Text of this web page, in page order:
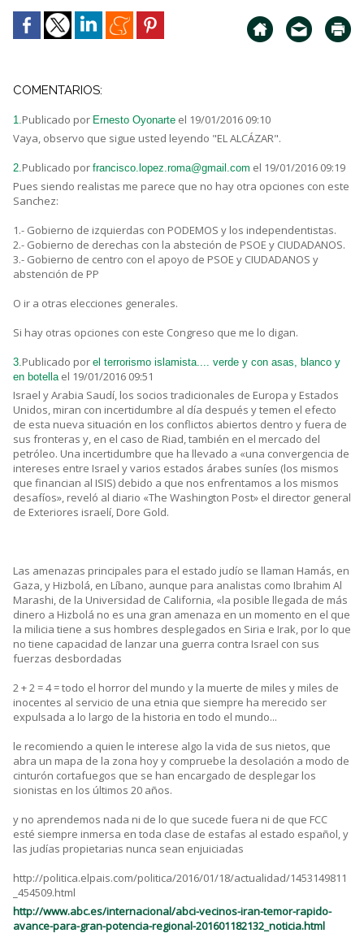
COMENTARIOS:
1. Publicado por Ernesto Oyonarte el 19/01/2016 09:10
Vaya, observo que sigue usted leyendo "EL ALCÁZAR".
2. Publicado por francisco.lopez.roma@gmail.com el 19/01/2016 09:19
Pues siendo realistas me parece que no hay otra opciones con este
Sanchez:
1.- Gobierno de izquierdas con PODEMOS y los independentistas.
2.- Gobierno de derechas con la absteción de PSOE y CIUDADANOS.
3.- Gobierno de centro con el apoyo de PSOE y CIUDADANOS y
abstención de PP
O ir a otras elecciones generales.
Si hay otras opciones con este Congreso que me lo digan.
3. Publicado por el terrorismo islamista.... verde y con asas, blanco y
en botella el 19/01/2016 09:51
Israel y Arabia Saudí, los socios tradicionales de Europa y Estados
Unidos, miran con incertidumbre al día después y temen el efecto
de esta nueva situación en los conflictos abiertos dentro y fuera de
sus fronteras y, en el caso de Riad, también en el mercado del
petróleo. Una incertidumbre que ha llevado a «una convergencia de
intereses entre Israel y varios estados árabes suníes (los mismos
que financian al ISIS) debido a que nos enfrentamos a los mismos
desafíos», reveló al diario «The Washington Post» el director general
de Exteriores israelí, Dore Gold.
Las amenazas principales para el estado judío se llaman Hamás, en
Gaza, y Hizbolá, en Líbano, aunque para analistas como Ibrahim Al
Marashi, de la Universidad de California, «la posible llegada de más
dinero a Hizbolá no es una gran amenaza en un momento en el que
la milicia tiene a sus hombres desplegados en Siria e Irak, por lo que
no tiene capacidad de lanzar una guerra contra Israel con sus
fuerzas desbordadas
2 + 2 = 4 = todo el horror del mundo y la muerte de miles y miles de
inocentes al servicio de una etnia que siempre ha merecido ser
expulsada a lo largo de la historia en todo el mundo...
le recomiendo a quien le interese algo la vida de sus nietos, que
abra un mapa de la zona hoy y compruebe la desolación a modo de
cinturón cortafuegos que se han encargado de desplegar los
sionistas en los últimos 20 años.
y no aprendemos nada ni de lo que sucede fuera ni de que FCC
esté siempre inmersa en toda clase de estafas al estado español, y
las judías propietarias nunca sean enjuiciadas
http://politica.elpais.com/politica/2016/01/18/actualidad/1453149811
_454509.html
http://www.abc.es/internacional/abci-vecinos-iran-temor-rapido-
avance-para-gran-potencia-regional-201601182132_noticia.html